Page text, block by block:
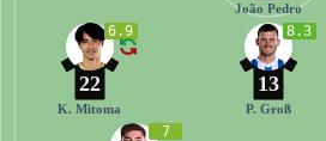
7
6.9
22
K. Mitoma
8.3
13
P. Groß
João Pedro